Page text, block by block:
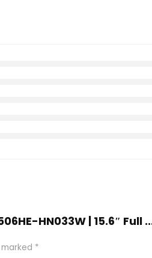
HN033W | 15.6″ Full
*